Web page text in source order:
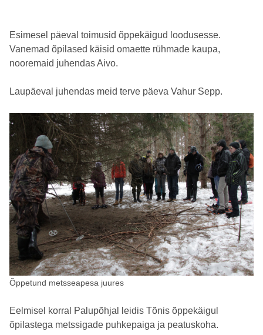
Esimesel päeval toimusid õppekäigud loodusesse.
Vanemad õpilased käisid omaette rühmade kaupa,
nooremaid juhendas Aivo.
Laupäeval juhendas meid terve päeva Vahur Sepp.
Õppetund metsseapesa juures
Eelmisel korral Palupõhjal leidis Tõnis õppekäigul
õpilastega metssigade puhkepaiga ja peatuskoha.